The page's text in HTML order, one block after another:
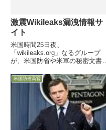
激震Wikileaks漏洩情報サ
イト
米国時間25日夜、
「wikileaks.org」なるグループ
が、米国防省や米軍の秘密文書を
でに数千の秘密文書が掲載され
います
米国防省高官